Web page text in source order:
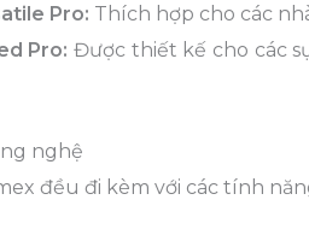
Pro: Thích hợp cho các
Pro: Được thiết kế cho các
nghệ
đều đi kèm với các tính